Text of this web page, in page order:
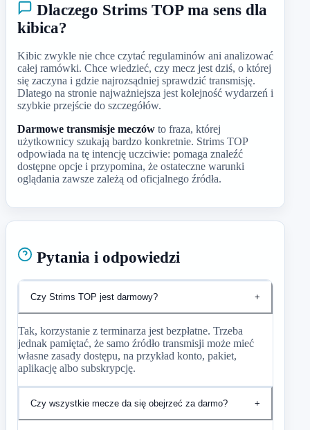
Dlaczego Strims TOP ma sens dla
kibica?
Kibic zwykle nie chce czytać regulaminów ani analizować
całej ramówki. Chce wiedzieć, czy mecz jest dziś, o której
się zaczyna i gdzie najrozsądniej sprawdzić transmisję.
Dlatego na stronie najważniejsza jest kolejność wydarzeń i
szybkie przejście do szczegółów.
Darmowe transmisje meczów to fraza, której
użytkownicy szukają bardzo konkretnie. Strims TOP
odpowiada na tę intencję uczciwie: pomaga znaleźć
dostępne opcje i przypomina, że ostateczne warunki
oglądania zawsze zależą od oficjalnego źródła.
Pytania i odpowiedzi
Czy Strims TOP jest darmowy? +
Tak, korzystanie z terminarza jest bezpłatne. Trzeba
jednak pamiętać, że samo źródło transmisji może mieć
własne zasady dostępu, na przykład konto, pakiet,
aplikację albo subskrypcję.
Czy wszystkie mecze da się obejrzeć za darmo? +